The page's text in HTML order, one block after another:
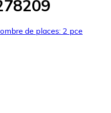
de places: 2 pce